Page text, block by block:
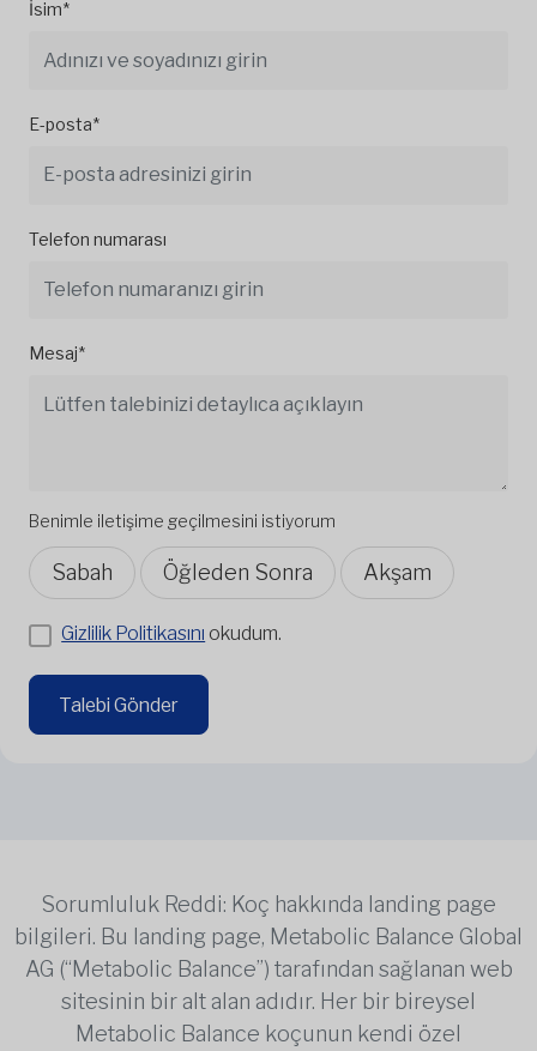
İsim*
E-posta*
Telefon numarası
Mesaj*
Benimle iletişime geçilmesini istiyorum
Sabah Öğleden Sonra Akşam
Gizlilik Politikasını okudum.
Talebi Gönder
Sorumluluk Reddi: Koç hakkında landing page
bilgileri. Bu landing page, Metabolic Balance Global
AG (“Metabolic Balance”) tarafından sağlanan web
sitesinin bir alt alan adıdır. Her bir bireysel
Metabolic Balance koçunun kendi özel